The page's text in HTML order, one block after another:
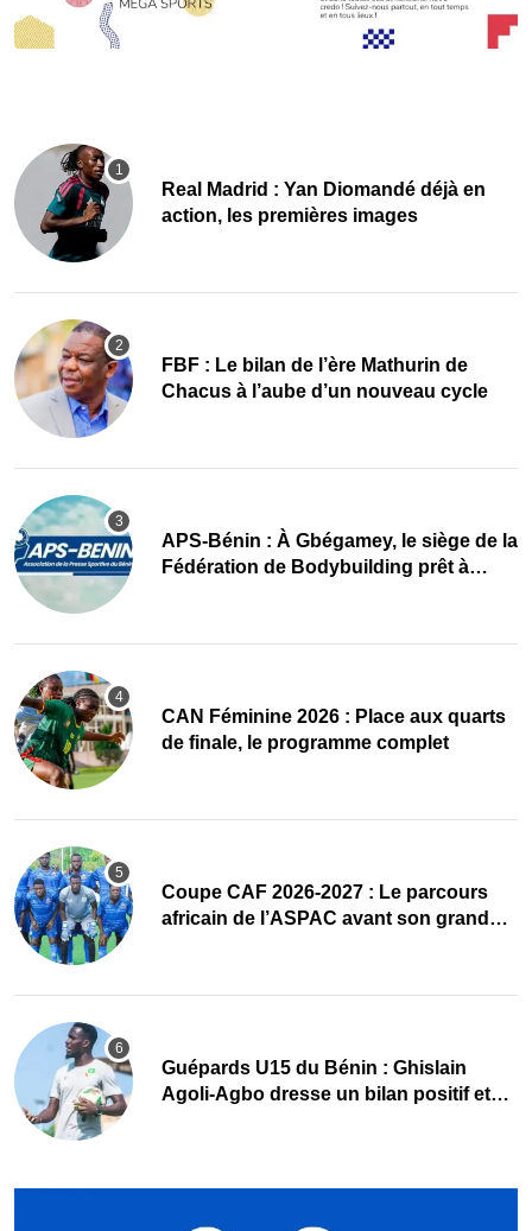
Real Madrid : Yan Diomandé déjà en
action, les premières images
FBF : Le bilan de l’ère Mathurin de
Chacus à l’aube d’un nouveau cycle
APS-Bénin : À Gbégamey, le siège de la
Fédération de Bodybuilding prêt à
CAN Féminine 2026 : Place aux quarts
de finale, le programme complet
Coupe CAF 2026-2027 : Le parcours
africain de l’ASPAC avant son grand
Guépards U15 du Bénin : Ghislain
Agoli-Agbo dresse un bilan positif et